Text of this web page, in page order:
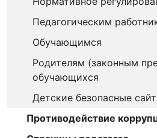
Педагогическим
Обучающимся
Родителям (законным
обучающихся
Детские безопасные
Противодействие